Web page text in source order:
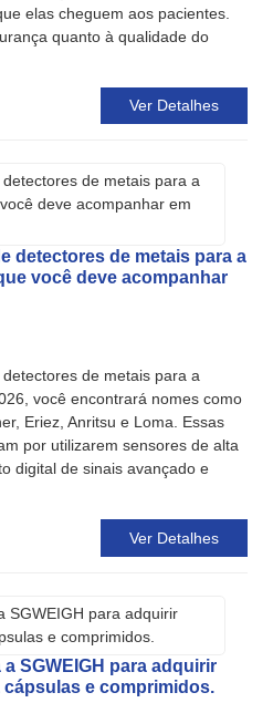
elas cheguem aos pacientes.
quanto à qualidade do
Ver Detalhes
detectores de metais para a
você deve acompanhar
de metais para a
você encontrará nomes como
Eriez, Anritsu e Loma. Essas
por utilizarem sensores de alta
digital de sinais avançado e
Ver Detalhes
SGWEIGH para adquirir
e comprimidos.